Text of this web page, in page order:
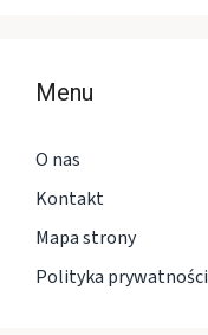
Menu
O nas
Kontakt
Mapa strony
Polityka prywatności